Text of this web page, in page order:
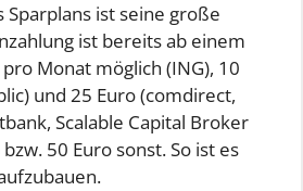
ist seine große
ist bereits ab einem
Monat möglich (ING), 10
und 25 Euro (comdirect,
Scalable Capital Broker
50 Euro sonst. So ist es